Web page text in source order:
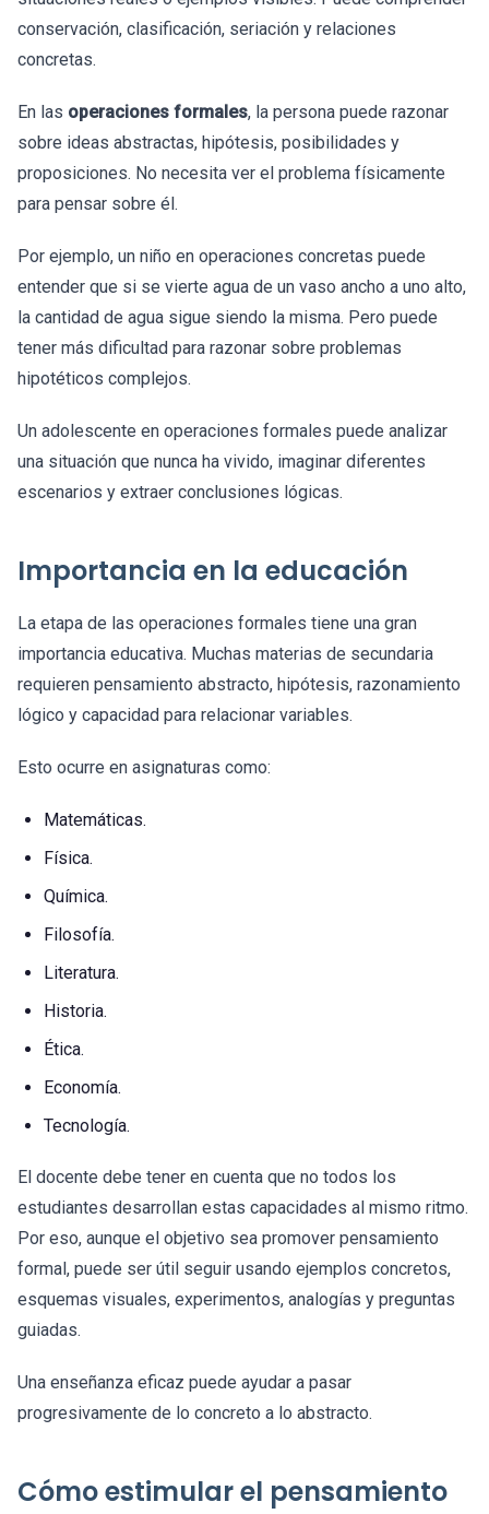
conservación, clasificación, seriación y relaciones
concretas.
En las operaciones formales, la persona puede razonar
sobre ideas abstractas, hipótesis, posibilidades y
proposiciones. No necesita ver el problema físicamente
para pensar sobre él.
Por ejemplo, un niño en operaciones concretas puede
entender que si se vierte agua de un vaso ancho a uno alto,
la cantidad de agua sigue siendo la misma. Pero puede
tener más dificultad para razonar sobre problemas
hipotéticos complejos.
Un adolescente en operaciones formales puede analizar
una situación que nunca ha vivido, imaginar diferentes
escenarios y extraer conclusiones lógicas.
Importancia en la educación
La etapa de las operaciones formales tiene una gran
importancia educativa. Muchas materias de secundaria
requieren pensamiento abstracto, hipótesis, razonamiento
lógico y capacidad para relacionar variables.
Esto ocurre en asignaturas como:
Matemáticas.
Física.
Química.
Filosofía.
Literatura.
Historia.
Ética.
Economía.
Tecnología.
El docente debe tener en cuenta que no todos los
estudiantes desarrollan estas capacidades al mismo ritmo.
Por eso, aunque el objetivo sea promover pensamiento
formal, puede ser útil seguir usando ejemplos concretos,
esquemas visuales, experimentos, analogías y preguntas
guiadas.
Una enseñanza eficaz puede ayudar a pasar
progresivamente de lo concreto a lo abstracto.
Cómo estimular el pensamiento